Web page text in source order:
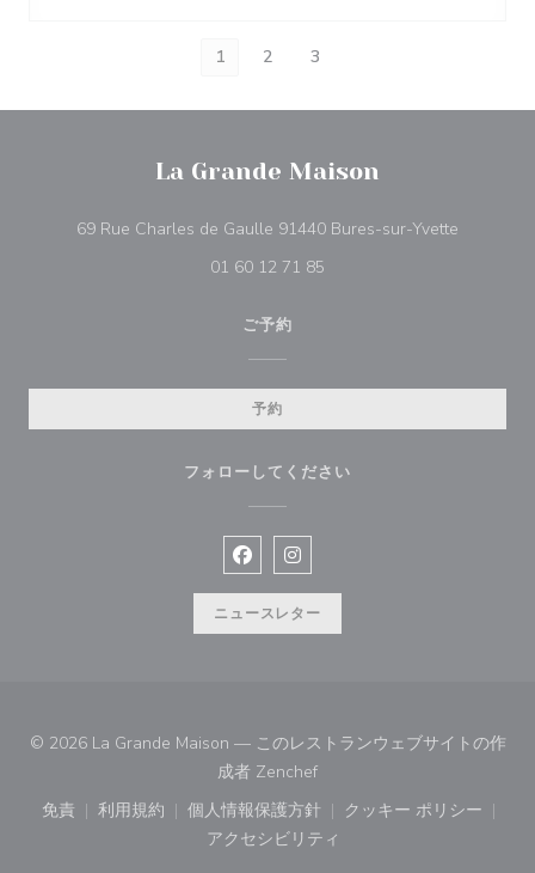
1 2 3
La Grande Maison
69 Rue Charles de Gaulle 91440 Bures-sur-Yvette
01 60 12 71 85
ご予約
予約
フォローしてください
Facebook ((新しいウィンドウで
Instagram ((新しいウィンド
ニュースレター
© 2026 La Grande Maison — このレストランウェブサイトの作
成者 Zenchef((新しいウィンドウで開きま
免責
((新しいウィンドウで開きます))
利用規約
((新しいウィンドウで開きます))
個人情報保護方針
((新しいウィンドウで開きます))
クッキー ポリシー
((新しいウィ
アクセシビリティ
((新しいウィンドウで開きます))